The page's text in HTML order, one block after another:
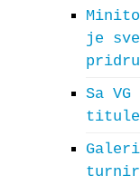
je
Sa
titule
turnira